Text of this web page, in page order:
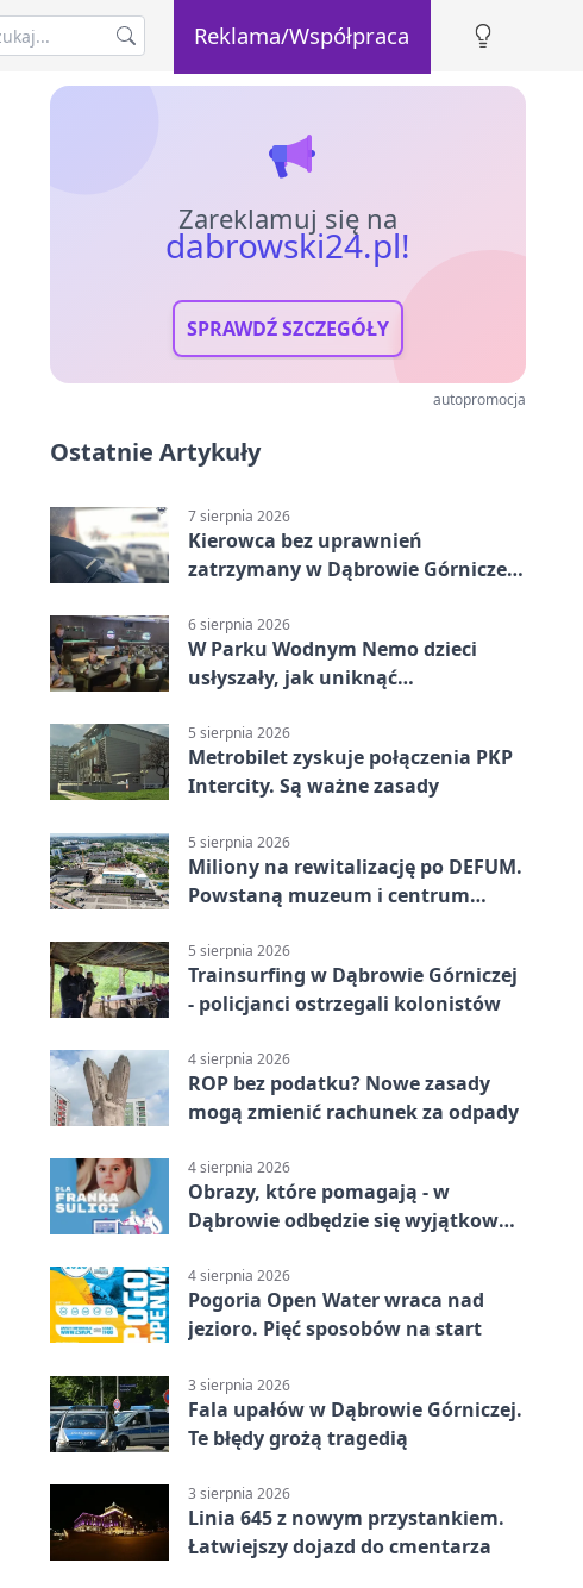
Reklama/Współpraca
Zareklamuj się na
dabrowski24.pl!
SPRAWDŹ SZCZEGÓŁY
autopromocja
Ostatnie Artykuły
7 sierpnia 2026
Kierowca bez uprawnień
zatrzymany w Dąbrowie Górniczej.
6 sierpnia 2026
W Parku Wodnym Nemo dzieci
usłyszały, jak uniknąć
5 sierpnia 2026
Metrobilet zyskuje połączenia PKP
Intercity. Są ważne zasady
5 sierpnia 2026
Miliony na rewitalizację po DEFUM.
Powstaną muzeum i centrum
5 sierpnia 2026
Trainsurfing w Dąbrowie Górniczej
- policjanci ostrzegali kolonistów
4 sierpnia 2026
ROP bez podatku? Nowe zasady
mogą zmienić rachunek za odpady
4 sierpnia 2026
Obrazy, które pomagają - w
Dąbrowie odbędzie się wyjątkowa
4 sierpnia 2026
Pogoria Open Water wraca nad
jezioro. Pięć sposobów na start
3 sierpnia 2026
Fala upałów w Dąbrowie Górniczej.
Te błędy grożą tragedią
3 sierpnia 2026
Linia 645 z nowym przystankiem.
Łatwiejszy dojazd do cmentarza